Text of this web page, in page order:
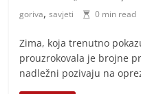
goriva,savjeti 0 min read
Zima, koja trenutno
prouzrokovala je brojne
nadležni pozivaju na